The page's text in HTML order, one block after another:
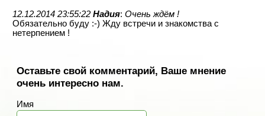
12.12.2014 23:55:22 Надия: Очень ждём !
Обязательно буду :-) Жду встречи и знакомства с
нетерпением !
Оставьте свой комментарий, Ваше мнение
очень интересно нам.
Имя